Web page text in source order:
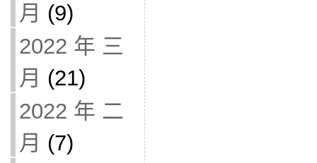
月 (9)
2022 年 三
月 (21)
2022 年 二
月 (7)